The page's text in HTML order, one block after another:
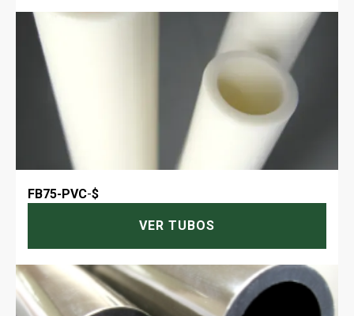
FB75-PVC-$
VER TUBOS